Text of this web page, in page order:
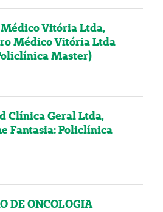
Vitória Ltda,
Médico Vitória Ltda
Master)
Clínica Geral Ltda,
Fantasia: Policlínica
DE ONCOLOGIA